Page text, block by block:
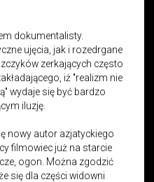
dokumentalisty.
ujęcia, jak i rozedrgane
zerkających często
iż "realizm nie
wydaje się być bardzo
iluzję.
nowy autor azjatyckiego
filmowiec już na starcie
ogon. Można zgodzić
się dla części widowni